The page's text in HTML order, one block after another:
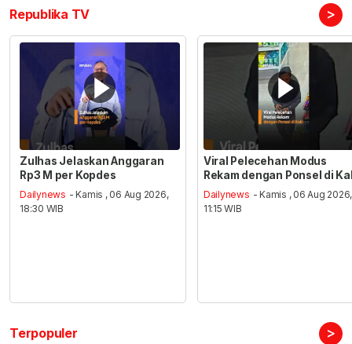
Republika TV >
Zulhas Jelaskan Anggaran
Rp3 M per Kopdes
Dailynews - Kamis , 06 Aug 2026,
18:30 WIB
Viral Pelecehan Modus
Rekam dengan Ponsel di
Dailynews - Kamis , 06 Aug 2026,
11:15 WIB
Terpopuler >